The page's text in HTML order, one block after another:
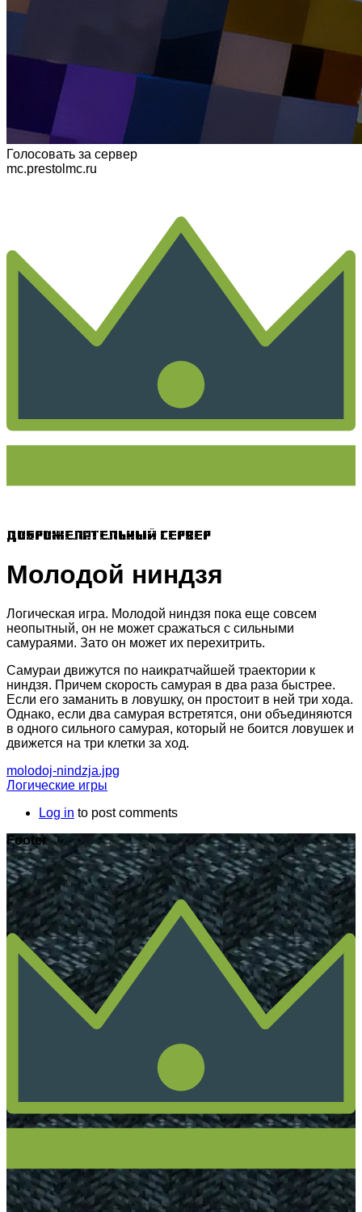
Голосовать за сервер
mc.prestolmc.ru
Доброжелательный сервер
Молодой ниндзя
Логическая игра. Молодой ниндзя пока еще совсем
неопытный, он не может сражаться с сильными
самураями. Зато он может их перехитрить.
Самураи движутся по наикратчайшей траектории к
ниндзя. Причем скорость самурая в два раза быстрее.
Если его заманить в ловушку, он простоит в ней три хода.
Однако, если два самурая встретятся, они объединяются
в одного сильного самурая, который не боится ловушек и
движется на три клетки за ход.
molodoj-nindzja.jpg
Логические игры
Log in to post comments
Footer